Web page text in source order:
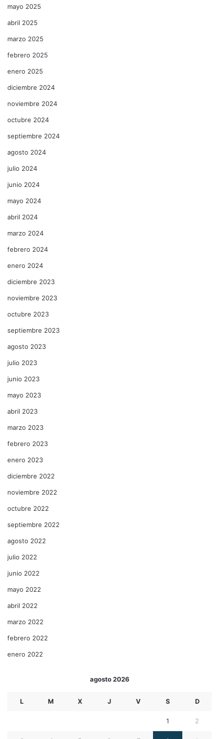
mayo 2025
abril 2025
marzo 2025
febrero 2025
enero 2025
diciembre 2024
noviembre 2024
octubre 2024
septiembre 2024
agosto 2024
julio 2024
junio 2024
mayo 2024
abril 2024
marzo 2024
febrero 2024
enero 2024
diciembre 2023
noviembre 2023
octubre 2023
septiembre 2023
agosto 2023
julio 2023
junio 2023
mayo 2023
abril 2023
marzo 2023
febrero 2023
enero 2023
diciembre 2022
noviembre 2022
octubre 2022
septiembre 2022
agosto 2022
julio 2022
junio 2022
mayo 2022
abril 2022
marzo 2022
febrero 2022
enero 2022
agosto 2026
L M X J V S D
1 2